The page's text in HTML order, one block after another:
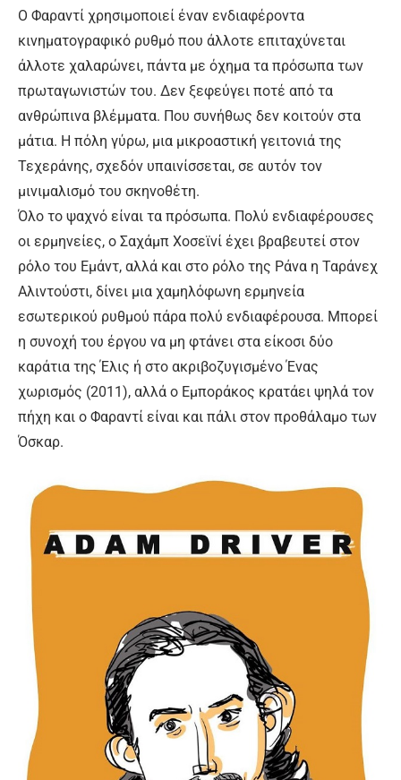
Ο Φαραντί χρησιμοποιεί έναν ενδιαφέροντα
κινηματογραφικό ρυθμό που άλλοτε επιταχύνεται
άλλοτε χαλαρώνει, πάντα με όχημα τα πρόσωπα των
πρωταγωνιστών του. Δεν ξεφεύγει ποτέ από τα
ανθρώπινα βλέμματα. Που συνήθως δεν κοιτούν στα
μάτια. Η πόλη γύρω, μια μικροαστική γειτονιά της
Τεχεράνης, σχεδόν υπαινίσσεται, σε αυτόν τον
μινιμαλισμό του σκηνοθέτη.
Όλο το ψαχνό είναι τα πρόσωπα. Πολύ ενδιαφέρουσες
οι ερμηνείες, ο Σαχάμπ Χοσεϊνί έχει βραβευτεί στον
ρόλο του Εμάντ, αλλά και στο ρόλο της Ράνα η Ταράνεχ
Αλιντούστι, δίνει μια χαμηλόφωνη ερμηνεία
εσωτερικού ρυθμού πάρα πολύ ενδιαφέρουσα. Μπορεί
η συνοχή του έργου να μη φτάνει στα είκοσι δύο
καράτια της Έλις ή στο ακριβοζυγισμένο Ένας
χωρισμός (2011), αλλά ο Εμποράκος κρατάει ψηλά τον
πήχη και ο Φαραντί είναι και πάλι στον προθάλαμο των
Όσκαρ.